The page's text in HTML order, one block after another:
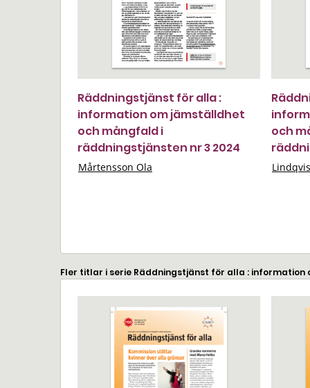
Räddningstjänst för alla :
information om jämställdhet
och mångfald i
räddningstjänsten nr 3 2024
Mårtensson Ola
och
Fler titlar i serie Räddningstjänst för alla :